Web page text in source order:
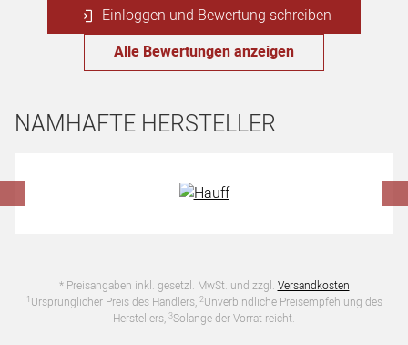
Einloggen und Bewertung schreiben
Alle Bewertungen anzeigen
NAMHAFTE HERSTELLER
* Preisangaben inkl. gesetzl. MwSt. und zzgl. Versandkosten
1 Ursprünglicher Preis des Händlers, 2Unverbindliche Preisempfehlung des
Herstellers, 3Solange der Vorrat reicht.